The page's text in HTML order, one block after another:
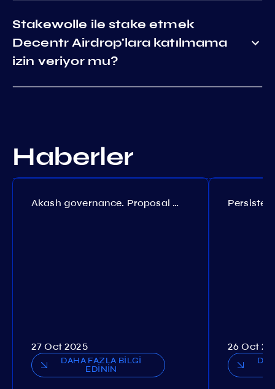
Stakewolle ile stake etmek
Decentr Airdrop'lara katılmama
izin veriyor mu?
Haberler
Akash governance. Proposal №308
27 Oct 2025
DAHA FAZLA BİLGİ
EDİNİN
26 Oct